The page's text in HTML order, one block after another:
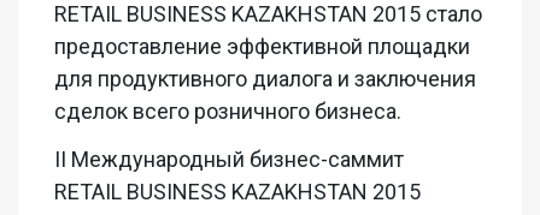
RETAIL BUSINESS KAZAKHSTAN 2015 стало
предоставление эффективной площадки
для продуктивного диалога и заключения
сделок всего розничного бизнеса.
II Международный бизнес-саммит
RETAIL BUSINESS KAZAKHSTAN 2015